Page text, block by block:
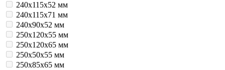
240х115х52 мм
240х115х71 мм
240х90х52 мм
250x120x55 мм
250x120x65 мм
250x50x55 мм
250x85x65 мм